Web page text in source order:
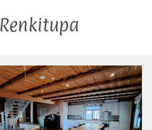
Renkitupa